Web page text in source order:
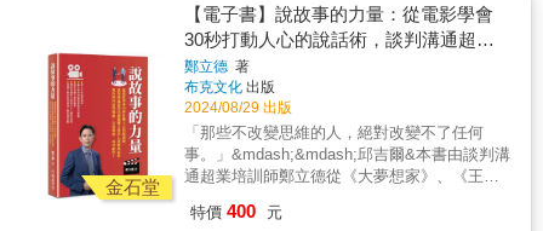
有利於己的選擇。 設下時間陷阱：誘導對方
投入最多時間或金錢，投入愈多，愈難以放棄
交易。 打造廢物計畫：以對方無法接受的方
案，讓他接受我方真正想要的方案。「羅斯是
天生的談判好手，他面對手上的任何一場談
判，都很清楚該怎麼進行、對方缺什麼、需要
什麼，以及如何達成使命！」──唐納．川普
【專文推薦】談判權威 劉必榮 和風談判學院
大學政治系教授
精準策略解讀對手，並將複雜計畫化為實際的
成功藍圖，是談判桌上的常勝軍。在本書中，
他拆解了「川普式談判」的核心技巧，從基礎
概念到實戰應用，帶領讀者逐步掌握談判要
領，不論是想在職場上爭取更高的成就，還是
解決日常生活中的問題，都能化被動為主動，
順利達成目標。會說話只是談判的一小部分，
你需要掌握的訣竅還很多！ 和人談判時，一
定要採取「策略性思考」。 談判，是最終達
成某種結論的一連串溝通運作。 請你在心中
金石堂
【電子書】說故事的力量：從電影學會
30秒打動人心的說話術，談判溝通超業
培訓師鄭立德用七部經典電影，教你如何
談判雙贏、有效溝通、成功銷售！
鄭立德 著
布克文化 出版
2024/08/29 出版
「那些不改變思維的人，絕對改變不了任何
事。」&mdash;&mdash;邱吉爾&本書由談判溝
通超業培訓師鄭立德從《大夢想家》、《王牌
《刺激1995》、《最黑暗的時刻》、《婚姻故
特價 400 元